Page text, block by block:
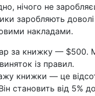
нічого не
заробляють
накладами.
за книжку — $500.
із правил.
книжки — це
становить від 5%